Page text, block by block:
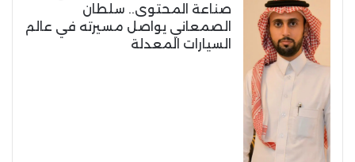
صناعة المحتوى.. سلطان
الصمعاني يواصل مسيرته في عالم
السيارات المعدلة